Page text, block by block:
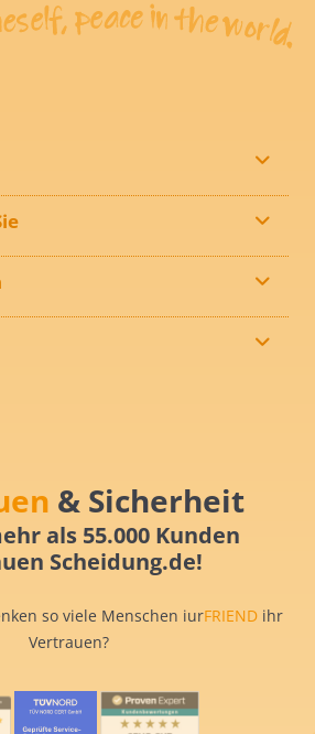
& Sicherheit
als 55.000 Kunden
Scheidung.de!
so viele Menschen iurFRIEND ihr
Vertrauen?